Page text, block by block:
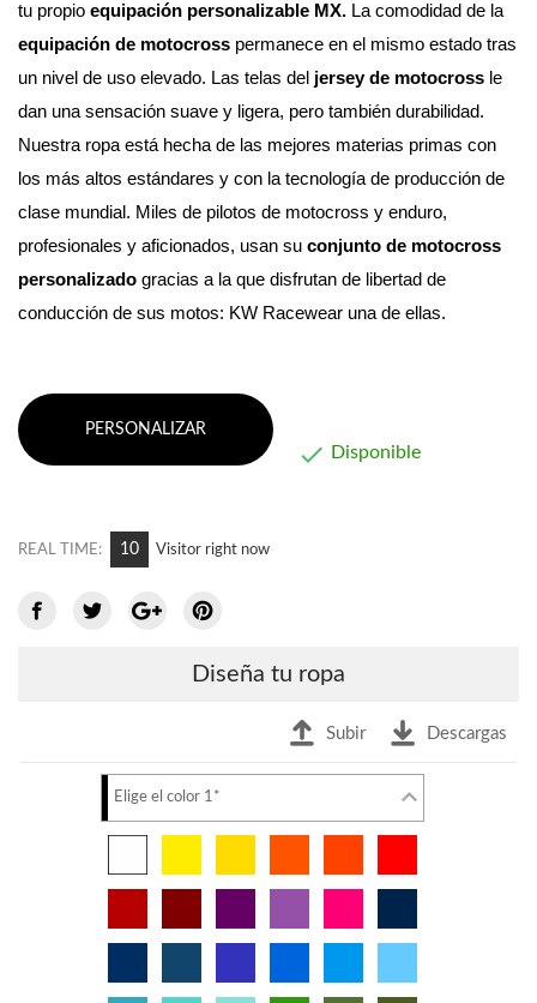
tu propio equipación personalizable MX.
La comodidad de la
equipación de motocross permanece en el mismo estado tras
un nivel de uso elevado. Las telas del jersey de motocross le
dan una sensación suave y ligera, pero también durabilidad.
Nuestra ropa está hecha de las mejores materias primas con
los más altos estándares y con la tecnología de producción de
clase mundial. Miles de pilotos de motocross y enduro,
profesionales y aficionados, usan su conjunto de motocross
personalizado gracias a la que disfrutan de libertad de
conducción de sus motos: KW Racewear una de ellas.
PERSONALIZAR
 Disponible
REAL TIME: 8 Visitor right now
Diseña tu ropa
Subir Descargas
Elige el color 1*